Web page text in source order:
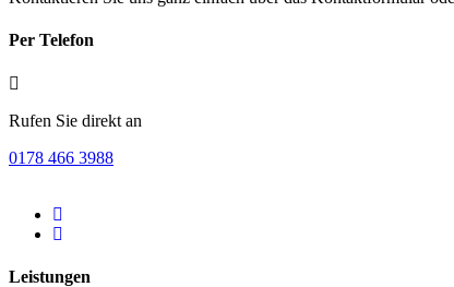
Per Telefon
Rufen Sie direkt an
0178 466 3988
Leistungen